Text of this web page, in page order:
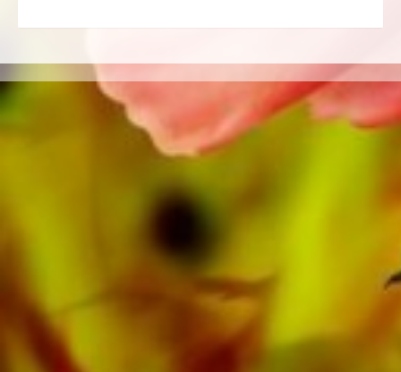
de Zwitserse muziekuitgeverij. Naast de
literatuur in andere formaten zoals Brass Band,
Harmonie, Jeugdorkest, Koper Ensemble,
Houtblazersensemble, Symfonieorkest net
zoals CDs en Leermateriaal. Een groot deel
van de eigen literatuur van de uitgever van
topblazers zoals de Black Dyke Band, Cory
Band, Brighouse & Rastrick Band of de
op Obrasso Records. Alle geluidsdragers zijn
ook digitaal beschikbaar op de populaire
portals van Apple, Amazon, Google, Spotify
en andere providers wereldwijd.
Alle bladmuziek van Obrasso wordt op